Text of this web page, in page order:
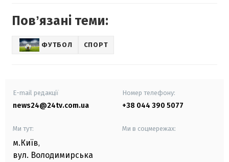
Повʼязані теми:
ФУТБОЛ СПОРТ
E-mail редакції
news24@24tv.com.ua
Номер телефону:
+38 044 390 5077
Ми тут:
м.Київ,
вул. Володимирська
Ми в соцмережах: